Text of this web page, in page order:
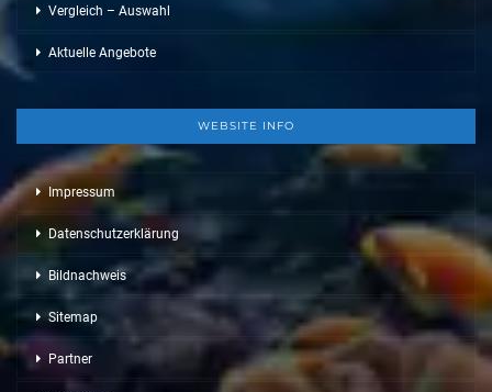
Vergleich – Auswahl
Aktuelle Angebote
WEBSITE INFO
Impressum
Datenschutzerklärung
Bildnachweis
Sitemap
Partner